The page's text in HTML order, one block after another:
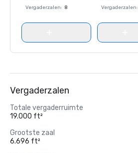
Vergaderzalen: 8
Vergaderzalen:
Vergaderzalen
Totale vergaderruimte
19.000 ft²
Grootste zaal
6.696 ft²